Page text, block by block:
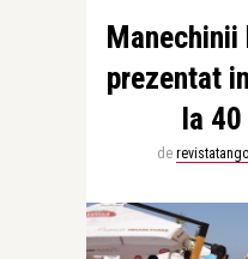
prezentat
la
de